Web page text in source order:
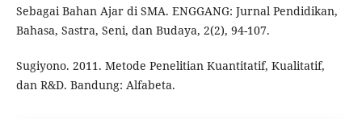
Sebagai Bahan Ajar di SMA. ENGGANG: Jurnal Pendidikan,
Bahasa, Sastra, Seni, dan Budaya, 2(2), 94-107.
Sugiyono. 2011. Metode Penelitian Kuantitatif, Kualitatif,
dan R&D. Bandung: Alfabeta.